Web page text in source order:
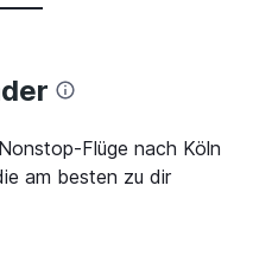
Flüge nach Köln
am besten zu dir